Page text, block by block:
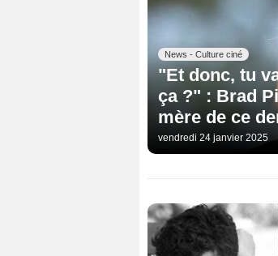
News - Culture ciné
"Et donc, tu
ça ?" : Brad
mère de ce
vendredi 24 janvier 2025